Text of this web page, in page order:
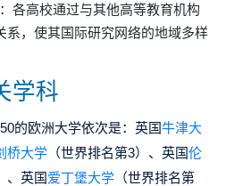
各高校通过与其他高等教育机构
系，使其国际研究网络的地域多样
学科
的欧洲大学依次是：英国牛津大
桥大学 （世界排名第3）、英国伦
、英国爱丁堡大学 （世界排名第